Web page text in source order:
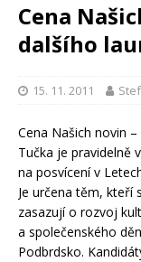
Cena
dalšího
15. 11. 2011
Cena Našich novin
Tučka je pravidelně
na posvícení v
Je určena těm, kteří
zasazují o rozvoj
a společenského
Podbrdsko.